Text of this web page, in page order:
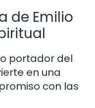
de Emilio
portador del
en una
con las